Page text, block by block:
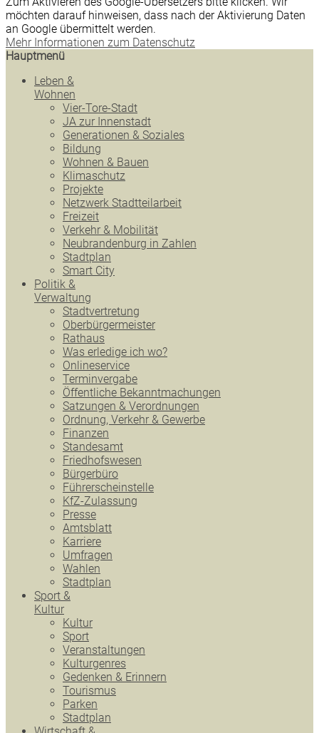
möchten darauf hinweisen, dass nach der Aktivierung Daten
an Google übermittelt werden.
Mehr Informationen zum Datenschutz
Hauptmenü
Leben &
Wohnen
Vier-Tore-Stadt
JA zur Innenstadt
Generationen & Soziales
Bildung
Wohnen & Bauen
Klimaschutz
Projekte
Netzwerk Stadtteilarbeit
Freizeit
Verkehr & Mobilität
Neubrandenburg in Zahlen
Stadtplan
Smart City
Politik &
Verwaltung
Stadtvertretung
Oberbürgermeister
Rathaus
Was erledige ich wo?
Onlineservice
Terminvergabe
Öffentliche Bekanntmachungen
Satzungen & Verordnungen
Ordnung, Verkehr & Gewerbe
Finanzen
Standesamt
Friedhofswesen
Bürgerbüro
Führerscheinstelle
KfZ-Zulassung
Presse
Amtsblatt
Karriere
Umfragen
Wahlen
Stadtplan
Sport &
Kultur
Kultur
Sport
Veranstaltungen
Kulturgenres
Gedenken & Erinnern
Tourismus
Parken
Stadtplan